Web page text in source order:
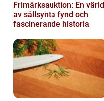
Frimärksauktion: En värld
av sällsynta fynd och
fascinerande historia